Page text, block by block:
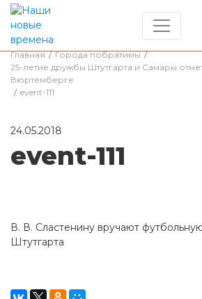
Главная / Города побратимы /
25-летие дружбы Штутгарта и Самары
Вюртемберге
/ event-111
24.05.2018
event-111
В. В. Сластенину вручают
Штутгарта